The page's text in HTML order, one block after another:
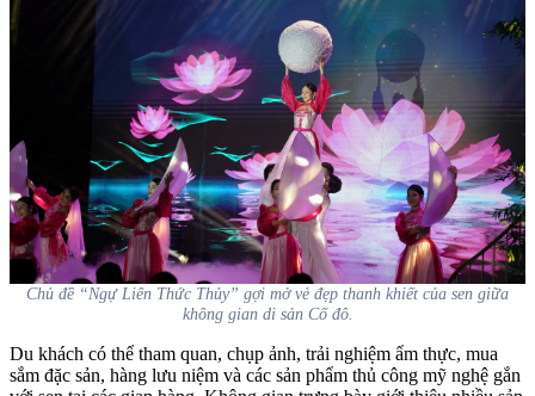
Chủ đề “Ngự Liên Thức Thủy” gợi mở vẻ đẹp thanh khiết của sen giữa
không gian di sản Cố đô.
Du khách có thể tham quan, chụp ảnh, trải nghiệm ẩm thực, mua
sắm đặc sản, hàng lưu niệm và các sản phẩm thủ công mỹ nghệ gắn